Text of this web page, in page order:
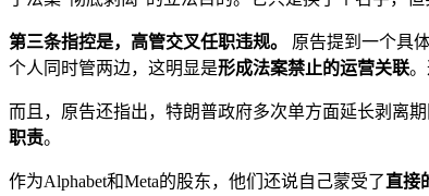
第三条指控是，高管交叉任职违规。
原告提到一个具
个人同时管两边，这明显是形成法案禁止的运营关联
而且，原告还指出，特朗普政府多次单方面延长剥离
职责。
作为Alphabet和Meta的股东，他们还说自己蒙受了直接